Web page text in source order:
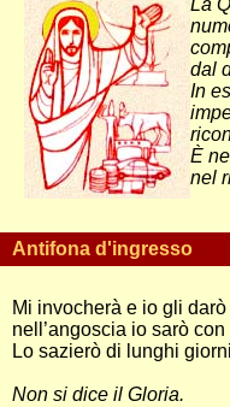
La
dal
In
È
nel
Antifona d'ingresso
Mi invocherà e io gli
nell’angoscia io sarò
Lo sazierò di lunghi
Non si dice il Gloria.